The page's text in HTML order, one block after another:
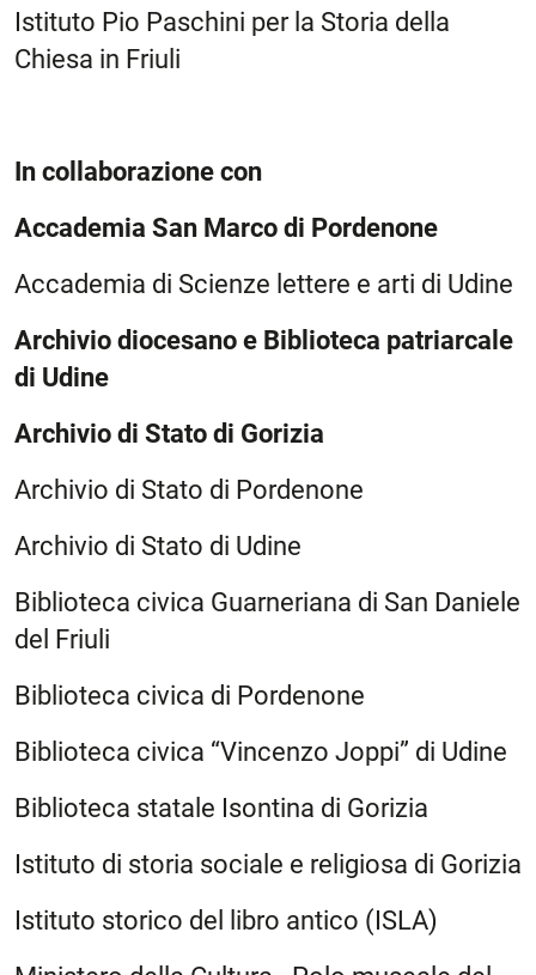
Istituto Pio Paschini per la Storia della
Chiesa in Friuli
In collaborazione con
Accademia San Marco di Pordenone
Accademia di Scienze lettere e arti di Udine
Archivio diocesano e Biblioteca patriarcale
di Udine
Archivio di Stato di Gorizia
Archivio di Stato di Pordenone
Archivio di Stato di Udine
Biblioteca civica Guarneriana di San Daniele
del Friuli
Biblioteca civica di Pordenone
Biblioteca civica “Vincenzo Joppi” di Udine
Biblioteca statale Isontina di Gorizia
Istituto di storia sociale e religiosa di Gorizia
Istituto storico del libro antico (ISLA)